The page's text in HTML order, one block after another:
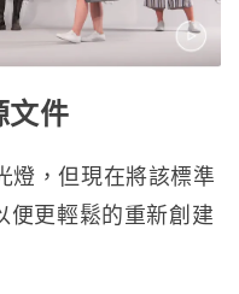
文件
燈，但現在將該標準
更輕鬆的重新創建